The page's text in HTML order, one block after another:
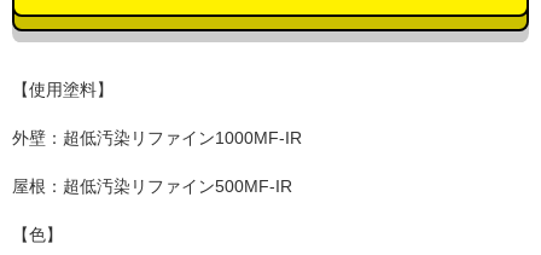
【使用塗料】
外壁：超低汚染リファイン1000MF-IR
屋根：超低汚染リファイン500MF-IR
【色】